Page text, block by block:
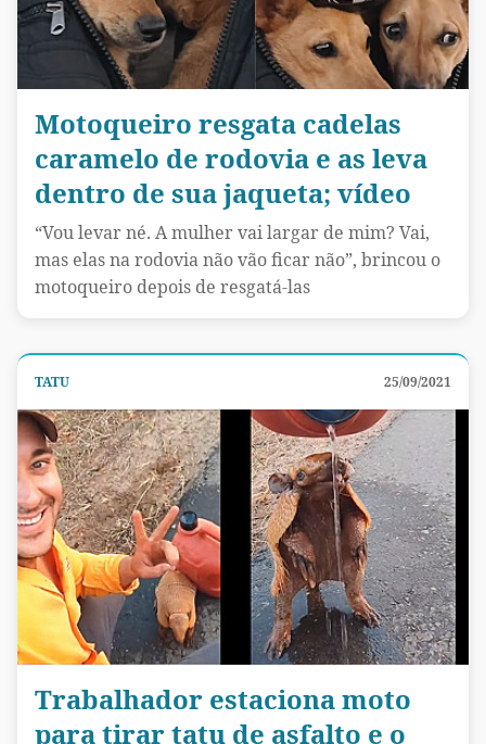
Motoqueiro resgata cadelas
caramelo de rodovia e as leva
dentro de sua jaqueta; vídeo
“Vou levar né. A mulher vai largar de mim? Vai,
mas elas na rodovia não vão ficar não”, brincou o
motoqueiro depois de resgatá-las
TATU 25/09/2021
Trabalhador estaciona moto
para tirar tatu de asfalto e o